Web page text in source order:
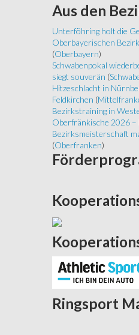
Aus den
Unterföhring holt die
Oberbayerischen
(Oberbayern)
Schwabenpokal
siegt souverän (
Hitzeschlacht in
Feldkirchen (
Bezirkstraining in
Oberfränkische 2026 –
Bezirksmeisterschaft
(Oberfranken)
Ringsport